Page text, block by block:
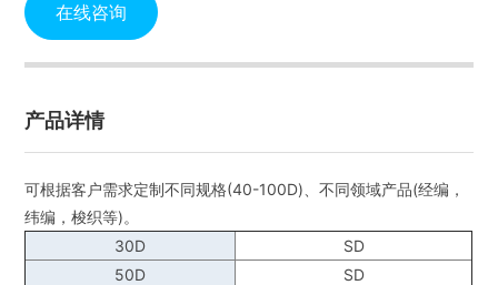
在线咨询
产品详情
可根据客户需求定制不同规格(40-100D)、不同领域产品(经编，
纬编，梭织等)。
30D
SD
50D
SD